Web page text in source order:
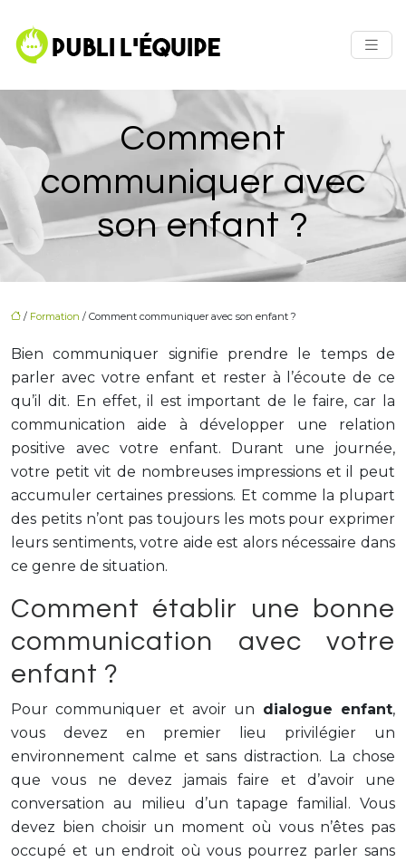
Comment
communiquer avec
son enfant ?
/ Formation / Comment communiquer avec son enfant ?
Bien communiquer signifie prendre le temps de
parler avec votre enfant et rester à l’écoute de ce
qu’il dit. En effet, il est important de le faire, car la
communication aide à développer une relation
positive avec votre enfant. Durant une journée,
votre petit vit de nombreuses impressions et il peut
accumuler certaines pressions. Et comme la plupart
des petits n’ont pas toujours les mots pour exprimer
leurs sentiments, votre aide est alors nécessaire dans
ce genre de situation.
Comment établir une bonne
communication avec votre
enfant ?
Pour communiquer et avoir un dialogue enfant,
vous devez en premier lieu privilégier un
environnement calme et sans distraction. La chose
que vous ne devez jamais faire et d’avoir une
conversation au milieu d’un tapage familial. Vous
devez bien choisir un moment où vous n’êtes pas
occupé et un endroit où vous pourrez parler sans